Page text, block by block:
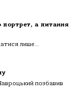
портрет, а питання
лише...
позбавив